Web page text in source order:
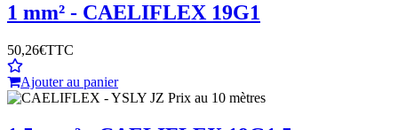
1 mm² - CAELIFLEX 19G1
50,26€TTC
Ajouter au panier